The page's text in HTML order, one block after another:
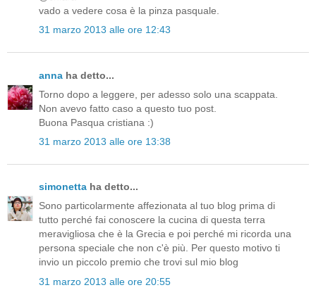
vado a vedere cosa è la pinza pasquale.
31 marzo 2013 alle ore 12:43
anna ha detto...
Torno dopo a leggere, per adesso solo una scappata.
Non avevo fatto caso a questo tuo post.
Buona Pasqua cristiana :)
31 marzo 2013 alle ore 13:38
simonetta ha detto...
Sono particolarmente affezionata al tuo blog prima di
tutto perché fai conoscere la cucina di questa terra
meravigliosa che è la Grecia e poi perché mi ricorda una
persona speciale che non c'è più. Per questo motivo ti
invio un piccolo premio che trovi sul mio blog
31 marzo 2013 alle ore 20:55